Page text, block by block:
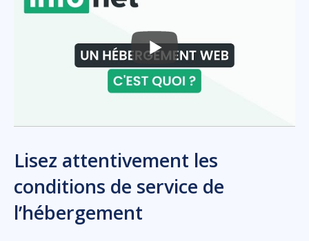
Lisez attentivement les
conditions de service de
l’hébergement